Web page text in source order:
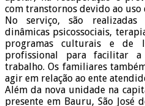
com transtornos devido ao uso
No serviço, são realizadas
dinâmicas psicossociais,
programas culturais e de
profissional para facilitar
trabalho. Os familiares
agir em relação ao ente
Além da nova unidade na
presente em Bauru, São José